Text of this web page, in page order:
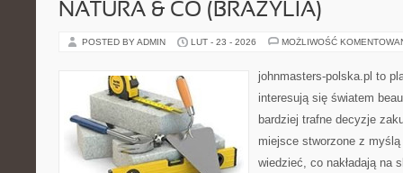
NATURA & CO (BRAZYLIA)
POSTED BY ADMIN LUT - 23 - 2026 MOŻLIWOŚĆ
johnmasters-polska.pl to
interesują się światem
bardziej trafne decyzje
miejsce stworzone z
wiedzieć, co nakładają na